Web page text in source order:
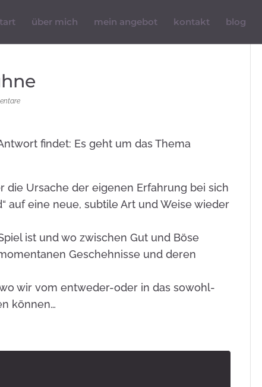
über mich mein angebot kontakt blog
findet: Es geht um das Thema
Ursache der eigenen Erfahrung bei sich
auf eine neue, subtile Art und Weise wieder
ist und wo zwischen Gut und Böse
Geschehnisse und deren
wir vom entweder-oder in das sowohl-
können…